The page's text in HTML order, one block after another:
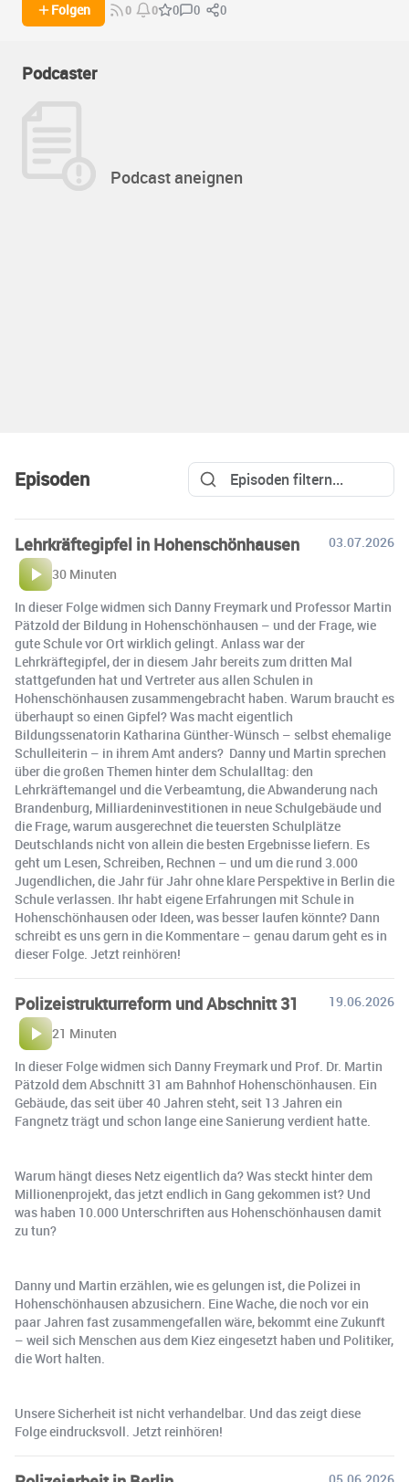
Folgen 0 0 0 0 0
Podcaster
Podcast aneignen
Episoden
Lehrkräftegipfel in Hohenschönhausen
03.07.2026
30 Minuten
In dieser Folge widmen sich Danny Freymark und Professor Martin
Pätzold der Bildung in Hohenschönhausen – und der Frage, wie
gute Schule vor Ort wirklich gelingt. Anlass war der
Lehrkräftegipfel, der in diesem Jahr bereits zum dritten Mal
stattgefunden hat und Vertreter aus allen Schulen in
Hohenschönhausen zusammengebracht haben. Warum braucht es
überhaupt so einen Gipfel? Was macht eigentlich
Bildungssenatorin Katharina Günther-Wünsch – selbst ehemalige
Schulleiterin – in ihrem Amt anders? Danny und Martin sprechen
über die großen Themen hinter dem Schulalltag: den
Lehrkräftemangel und die Verbeamtung, die Abwanderung nach
Brandenburg, Milliardeninvestitionen in neue Schulgebäude und
die Frage, warum ausgerechnet die teuersten Schulplätze
Deutschlands nicht von allein die besten Ergebnisse liefern. Es
geht um Lesen, Schreiben, Rechnen – und um die rund 3.000
Jugendlichen, die Jahr für Jahr ohne klare Perspektive in Berlin die
Schule verlassen. Ihr habt eigene Erfahrungen mit Schule in
Hohenschönhausen oder Ideen, was besser laufen könnte? Dann
schreibt es uns gern in die Kommentare – genau darum geht es in
dieser Folge. Jetzt reinhören!
Polizeistrukturreform und Abschnitt 31
19.06.2026
21 Minuten
In dieser Folge widmen sich Danny Freymark und Prof. Dr. Martin
Pätzold dem Abschnitt 31 am Bahnhof Hohenschönhausen. Ein
Gebäude, das seit über 40 Jahren steht, seit 13 Jahren ein
Fangnetz trägt und schon lange eine Sanierung verdient hatte.
Warum hängt dieses Netz eigentlich da? Was steckt hinter dem
Millionenprojekt, das jetzt endlich in Gang gekommen ist? Und
was haben 10.000 Unterschriften aus Hohenschönhausen damit
zu tun?
Danny und Martin erzählen, wie es gelungen ist, die Polizei in
Hohenschönhausen abzusichern. Eine Wache, die noch vor ein
paar Jahren fast zusammengefallen wäre, bekommt eine Zukunft
– weil sich Menschen aus dem Kiez eingesetzt haben und Politiker,
die Wort halten.
Unsere Sicherheit ist nicht verhandelbar. Und das zeigt diese
Folge eindrucksvoll. Jetzt reinhören!